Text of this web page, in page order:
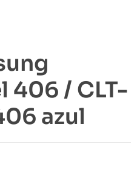
406 / CLT-
azul